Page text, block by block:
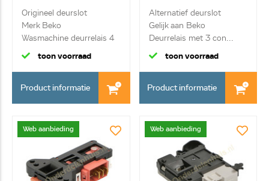
Origineel deurslot
Merk Beko
Wasmachine deurrelais 4
cont...
toon voorraad
Product informatie
Alternatief deurslot
Gelijk aan Beko
Deurrelais met 3 con...
toon voorraad
Product informatie
Web aanbieding Web aanbieding